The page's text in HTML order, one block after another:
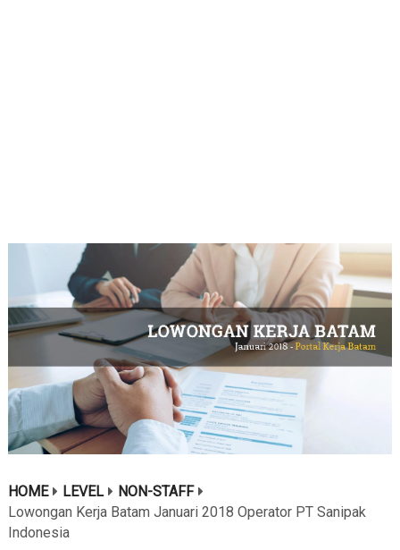
HOME LEVEL
NON-STAFF
Lowongan Kerja Batam Januari 2018 Operator PT Sanipak
Indonesia